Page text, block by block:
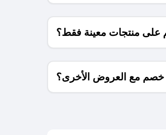
منتجات معينة فقط؟
مع العروض الأخرى؟